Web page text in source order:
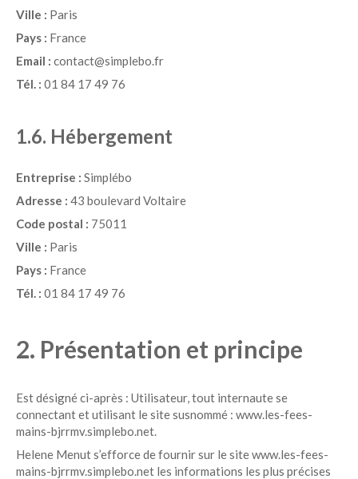
Ville : Paris
Pays : France
Email : contact@simplebo.fr
Tél. : 01 84 17 49 76
1.6. Hébergement
Entreprise : Simplébo
Adresse : 43 boulevard Voltaire
Code postal : 75011
Ville : Paris
Pays : France
Tél. : 01 84 17 49 76
2. Présentation et principe
Est désigné ci-après : Utilisateur, tout internaute se
connectant et utilisant le site susnommé : www.les-fees-
mains-bjrrmv.simplebo.net.
Helene Menut s’efforce de fournir sur le site www.les-fees-
mains-bjrrmv.simplebo.net les informations les plus précises